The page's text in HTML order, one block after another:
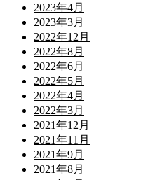
2023年4月
2023年3月
2022年12月
2022年8月
2022年6月
2022年5月
2022年4月
2022年3月
2021年12月
2021年11月
2021年9月
2021年8月